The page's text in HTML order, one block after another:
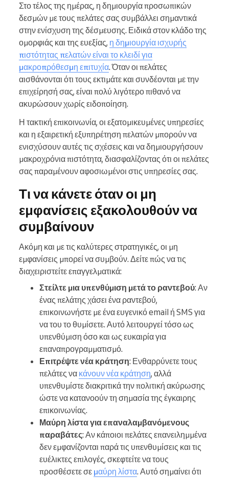
Στο τέλος της ημέρας, η δημιουργία προσωπικών
δεσμών με τους πελάτες σας συμβάλλει σημαντικά
στην ενίσχυση της δέσμευσης. Ειδικά στον κλάδο της
ομορφιάς και της ευεξίας, η δημιουργία ισχυρής
πιστότητας πελατών είναι το κλειδί για
μακροπρόθεσμη επιτυχία. Όταν οι πελάτες
αισθάνονται ότι τους εκτιμάτε και συνδέονται με την
επιχείρησή σας, είναι πολύ λιγότερο πιθανό να
ακυρώσουν χωρίς ειδοποίηση.
Η τακτική επικοινωνία, οι εξατομικευμένες υπηρεσίες
και η εξαιρετική εξυπηρέτηση πελατών μπορούν να
ενισχύσουν αυτές τις σχέσεις και να δημιουργήσουν
μακροχρόνια πιστότητα, διασφαλίζοντας ότι οι πελάτες
σας παραμένουν αφοσιωμένοι στις υπηρεσίες σας.
Τι να κάνετε όταν οι μη
εμφανίσεις εξακολουθούν να
συμβαίνουν
Ακόμη και με τις καλύτερες στρατηγικές, οι μη
εμφανίσεις μπορεί να συμβούν. Δείτε πώς να τις
διαχειριστείτε επαγγελματικά:
Στείλτε μια υπενθύμιση μετά το ραντεβού: Αν
ένας πελάτης χάσει ένα ραντεβού,
επικοινωνήστε με ένα ευγενικό email ή SMS για
να του το θυμίσετε. Αυτό λειτουργεί τόσο ως
υπενθύμιση όσο και ως ευκαιρία για
επαναπρογραμματισμό.
Επιτρέψτε νέα κράτηση: Ενθαρρύνετε τους
πελάτες να κάνουν νέα κράτηση, αλλά
υπενθυμίστε διακριτικά την πολιτική ακύρωσης
ώστε να κατανοούν τη σημασία της έγκαιρης
επικοινωνίας.
Μαύρη λίστα για επαναλαμβανόμενους
παραβάτες: Αν κάποιοι πελάτες επανειλημμένα
δεν εμφανίζονται παρά τις υπενθυμίσεις και τις
ευέλικτες επιλογές, σκεφτείτε να τους
προσθέσετε σε μαύρη λίστα. Αυτό σημαίνει ότι